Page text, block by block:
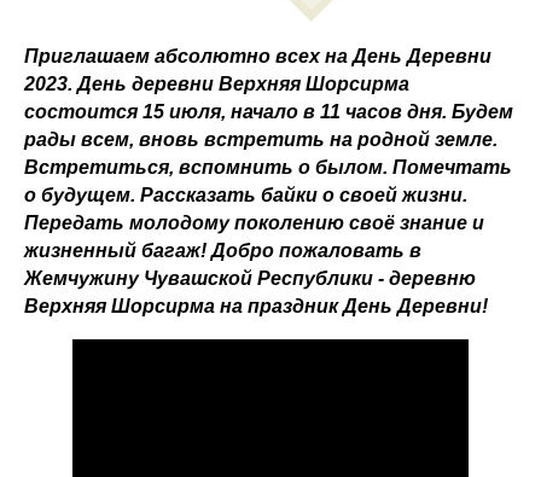
Приглашаем абсолютно всех на День Деревни
2023. День деревни Верхняя Шорсирма
состоится 15 июля, начало в 11 часов дня. Будем
рады всем, вновь встретить на родной земле.
Встретиться, вспомнить о былом. Помечтать
о будущем. Рассказать байки о своей жизни.
Передать молодому поколению своё знание и
жизненный багаж! Добро пожаловать в
Жемчужину Чувашской Республики - деревню
Верхняя Шорсирма на праздник День Деревни!